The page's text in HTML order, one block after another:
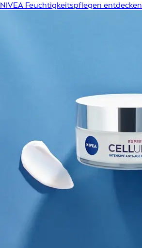
NIVEA Feuchtigkeitspflegen entdecken